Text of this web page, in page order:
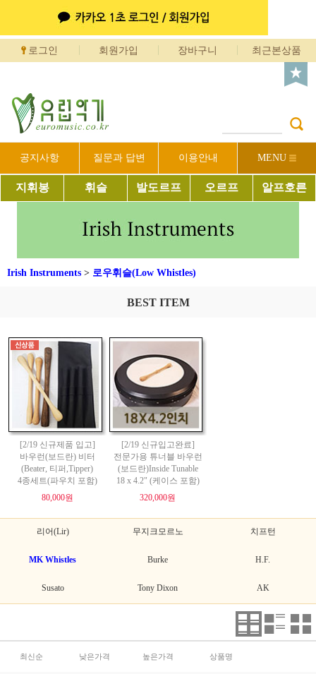
로그인 회원가입 장바구니 최근본상품
공지사항 질문과 답변 이용안내 MENU
지휘봉 휘슬 발도르프 오르프 알프호른
Irish Instruments > 로우휘슬(Low Whistles)
BEST ITEM
[2/19 신규제품 입고]
바우런(보드란) 비터
(Beater, 티퍼,Tipper)
4종세트(파우치 포함)
80,000원
[2/19 신규입고완료]
전문가용 튜너블 바우런
(보드란)Inside Tunable
18 x 4.2" (케이스 포함)
320,000원
리어(Lir) 무지크모르노 치프턴
MK Whistles Burke H.F.
Susato Tony Dixon AK
최신순 낮은가격 높은가격 상품명